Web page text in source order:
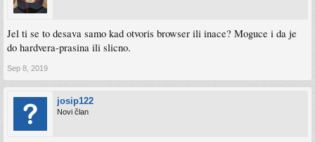
Jel ti se to desava samo kad otvoris browser ili inace? Moguce i da je
do hardvera-prasina ili slicno.
Sep 8, 2019
josip122
Novi član